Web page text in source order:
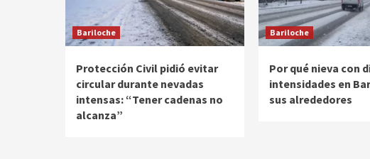
Bariloche
Protección Civil pidió evitar
circular durante nevadas
intensas: “Tener cadenas no
alcanza”
Bariloche
Por qué nieva con
intensidades en
sus alrededores